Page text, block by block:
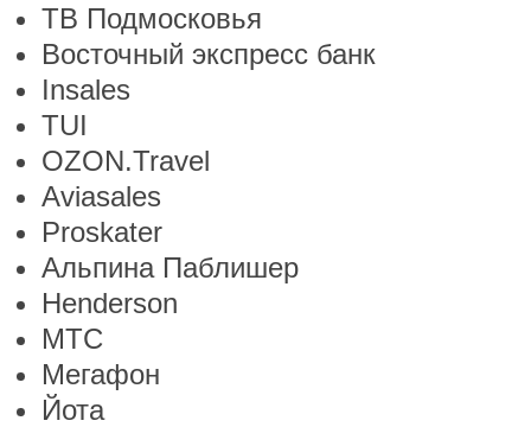
ТВ Подмосковья
Восточный экспресс банк
Insales
TUI
OZON.Travel
Aviasales
Proskater
Альпина Паблишер
Henderson
МТС
Мегафон
Йота